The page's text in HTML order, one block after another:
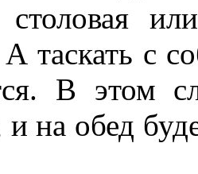
столовая
таскать с
В этом
и на обед